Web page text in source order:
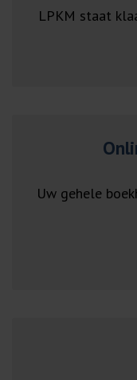
LPKM staat
Uw gehele